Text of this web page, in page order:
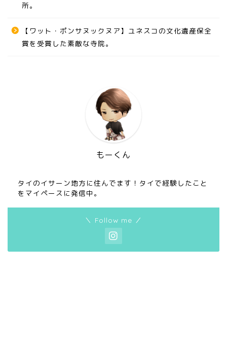
所。
【ワット・ポンサヌックヌア】ユネスコの文化遺産保全
賞を受賞した素敵な寺院。
もーくん
タイのイサーン地方に住んでます！タイで経験したこと
をマイペースに発信中。
＼ Follow me ／